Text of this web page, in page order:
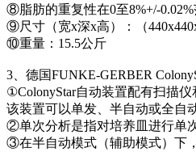
⑧脂肪的重复性在0至8%+/-
⑨尺寸（宽x深x高）：（
⑩重量：15.5公斤
3、德国FUNKE-GERBER
①ColonyStar自动装置配有扫描
该装置可以单发、半自动或全自
②单次分析是指对培养皿进行单
③在半自动模式（辅助模式）下